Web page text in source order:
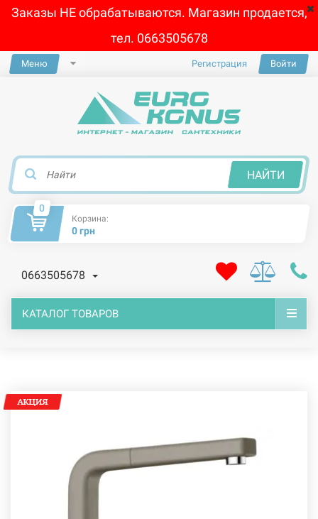
Заказы НЕ обрабатываются. Магазин продается,
тел. 0663505678
Меню Регистрация Войти
НАЙТИ
0
Корзина:
0 грн
0663505678
КАТАЛОГ ТОВАРОВ